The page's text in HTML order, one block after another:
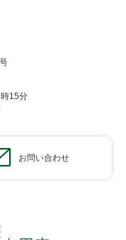
15分
お問い合わせ